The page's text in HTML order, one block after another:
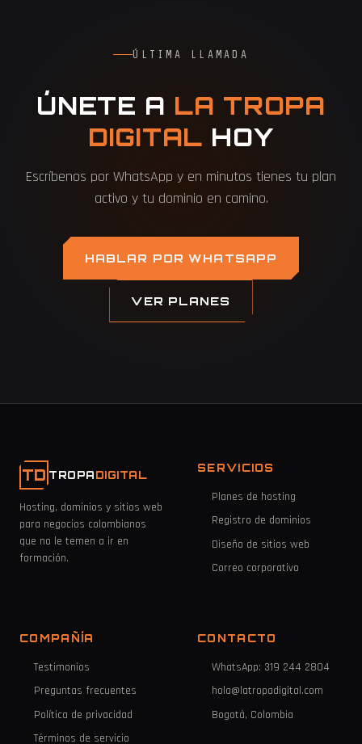
ÚLTIMA LLAMADA
ÚNETE A LA TROPA
DIGITAL HOY
Escríbenos por WhatsApp y en minutos tienes tu plan
activo y tu dominio en camino.
HABLAR POR WHATSAPP
VER PLANES
TD TROPADIGITAL
Hosting, dominios y sitios web
para negocios colombianos
que no le temen a ir en
formación.
SERVICIOS
Planes de hosting
Registro de dominios
Diseño de sitios web
Correo corporativo
COMPAÑÍA
Testimonios
Preguntas frecuentes
Política de privacidad
Términos de servicio
CONTACTO
WhatsApp: 319 244 2804
hola@latropadigital.com
Bogotá, Colombia